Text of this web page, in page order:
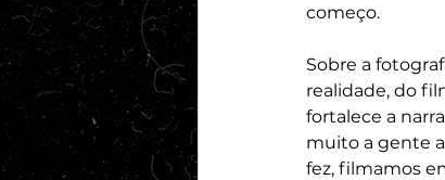
começo.
Sobre a
realidade, do
fortalece a
muito a gente
fez, filmamos